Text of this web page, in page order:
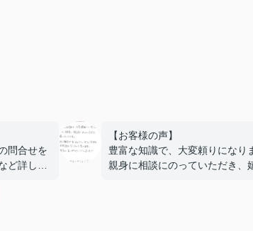
問合せを
ど詳しく
思い、今
心配する
がとうご
【お客様の声】
豊富な知識で、大変頼りになり
親身に相談にのっていただき、